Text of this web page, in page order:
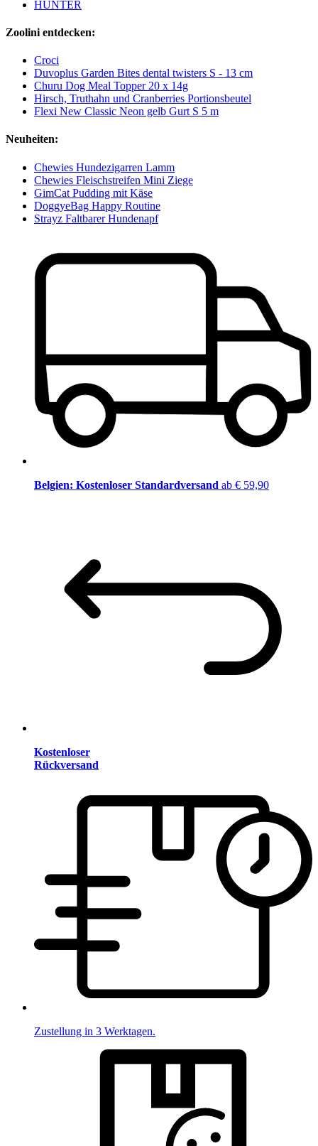
HUNTER
Zoolini entdecken:
Croci
Duvoplus Garden Bites dental twisters S - 13 cm
Churu Dog Meal Topper 20 x 14g
Hirsch, Truthahn und Cranberries Portionsbeutel
Flexi New Classic Neon gelb Gurt S 5 m
Neuheiten:
Chewies Hundezigarren Lamm
Chewies Fleischstreifen Mini Ziege
GimCat Pudding mit Käse
DoggyeBag Happy Routine
Strayz Faltbarer Hundenapf
Belgien: Kostenloser Standardversand ab € 59,90
Kostenloser
Rückversand
Zustellung in 3 Werktagen.